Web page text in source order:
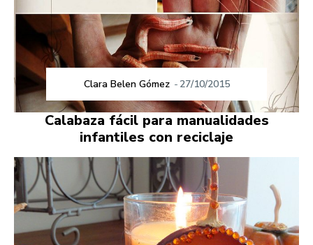
Clara Belen Gómez - 27/10/2015
Calabaza fácil para manualidades
infantiles con reciclaje